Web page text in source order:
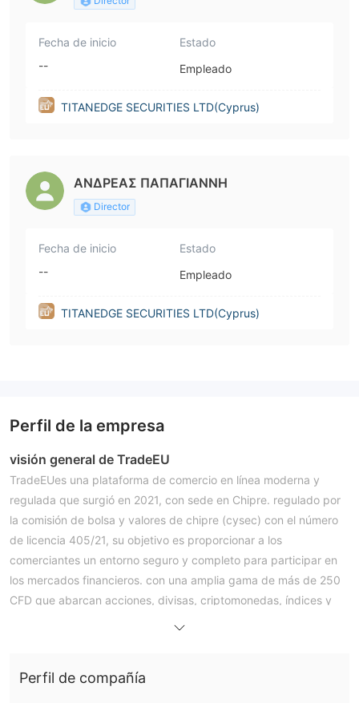
Fecha de inicio
--
Estado
Empleado
TITANEDGE SECURITIES LTD(Cyprus)
ΑΝΔΡΕΑΣ ΠΑΠΑΓΙΑΝΝΗ
Director
Fecha de inicio
--
Estado
Empleado
TITANEDGE SECURITIES LTD(Cyprus)
Perfil de la empresa
visión general de TradeEU
TradeEUes una plataforma de comercio en línea moderna y
regulada que surgió en 2021, con sede en Chipre. regulado por
la comisión de bolsa y valores de chipre (cysec) con el número
de licencia 405/21, su objetivo es proporcionar a los
comerciantes un entorno seguro y completo para participar en
los mercados financieros. con una amplia gama de más de 250
CFD que abarcan acciones, divisas, criptomonedas, índices y
y platino, satisface a los comerciantes de todos los niveles de
Perfil de compañía